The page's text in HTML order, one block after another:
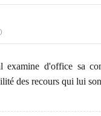
examine d'office sa
des recours qui lui